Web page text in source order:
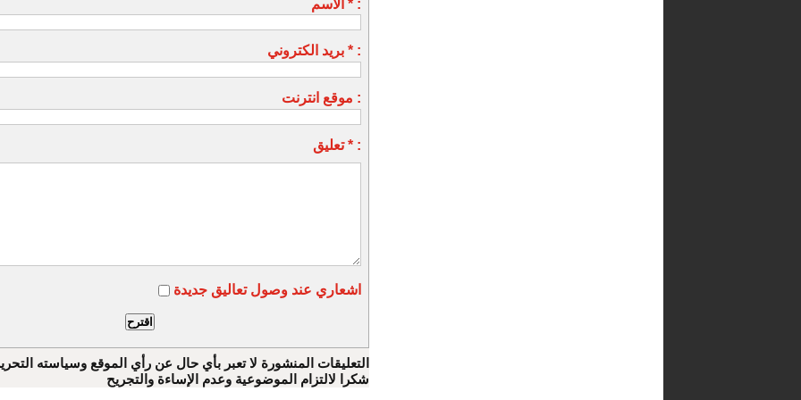
الاسم * :
بريد الكتروني * :
موقع انترنت :
تعليق * :
اشعاري عند وصول تعاليق جديدة
التعليقات المنشورة لا تعبر بأي حال عن رأي الموقع وسياسته
شكرا لالتزام الموضوعية وعدم الإساءة والتجريح